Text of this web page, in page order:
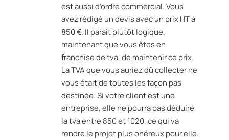
est aussi d’ordre commercial. Vous
avez rédigé un devis avec un prix HT à
850 €. Il parait plutôt logique,
maintenant que vous êtes en
franchise de tva, de maintenir ce prix.
La TVA que vous auriez dû collecter ne
vous était de toutes les façon pas
destinée. Si votre client est une
entreprise, elle ne pourra pas déduire
la tva entre 850 et 1020, ce qui va
rendre le projet plus onéreux pour elle.